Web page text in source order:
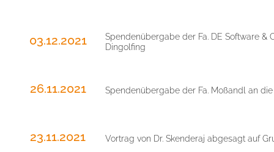
03.12.2021
Spendenübergabe der Fa. DE Software
Dingolfing
26.11.2021 Spendenübergabe der Fa. Moßandl an
23.11.2021 Vortrag von Dr. Skenderaj abgesagt auf